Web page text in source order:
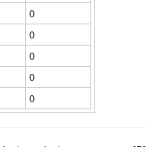
0
0
0
0
0